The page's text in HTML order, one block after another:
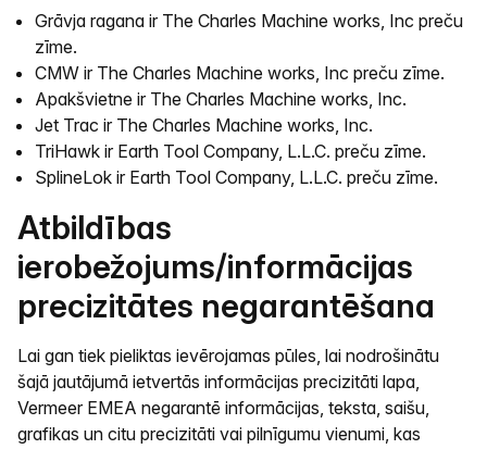
Grāvja ragana ir The Charles Machine works, Inc preču
zīme.
CMW ir The Charles Machine works, Inc preču zīme.
Apakšvietne ir The Charles Machine works, Inc.
Jet Trac ir The Charles Machine works, Inc.
TriHawk ir Earth Tool Company, L.L.C. preču zīme.
SplineLok ir Earth Tool Company, L.L.C. preču zīme.
Atbildības
ierobežojums/informācijas
precizitātes negarantēšana
Lai gan tiek pieliktas ievērojamas pūles, lai nodrošinātu
šajā jautājumā ietvertās informācijas precizitāti lapa,
Vermeer EMEA negarantē informācijas, teksta, saišu,
grafikas un citu precizitāti vai pilnīgumu vienumi, kas